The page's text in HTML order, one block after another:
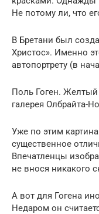
Не потому ли, что
В Бретани был
Христос». Именно
автопортрету (в
Поль Гоген. Желтый
галерея Олбрайта-
Уже по этим
существенное
Впечатленцы
не внося никакого
А вот для Гогена
Недаром он